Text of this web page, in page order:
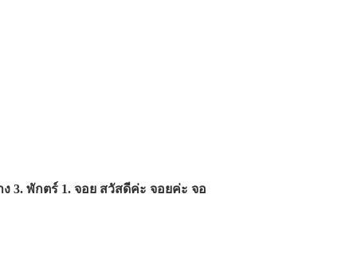
3. พักตร์ 1. จอย สวัสดีค่ะ จอยค่ะ จอ